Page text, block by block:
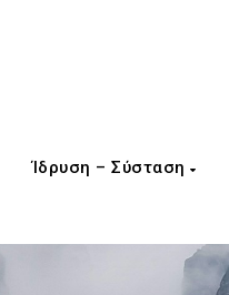
Ίδρυση – Σύσταση